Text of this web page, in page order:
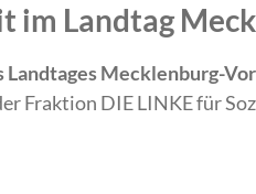
im Landtag
Mecklenburg-
Fraktion DIE LINKE für